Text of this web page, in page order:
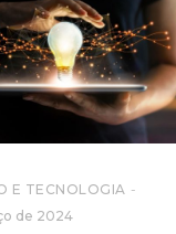
E TECNOLOGIA
de 2024